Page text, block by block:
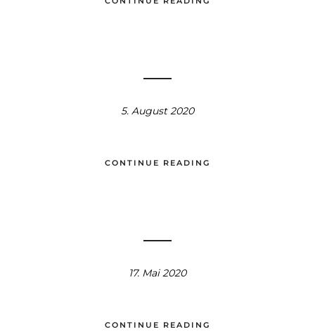
5. August 2020
CONTINUE READING
17. Mai 2020
CONTINUE READING